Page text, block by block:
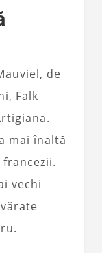
de
Falk
mai înaltă
francezii.
vechi